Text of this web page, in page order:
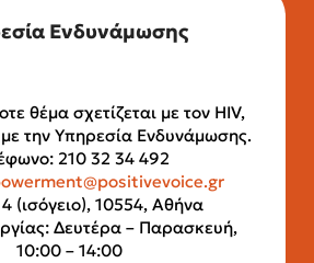
Ενδυνάμωσης
θέμα σχετίζεται με τον HIV,
την Υπηρεσία Ενδυνάμωσης.
210 32 34 492
(ισόγειο), 10554, Αθήνα
Δευτέρα – Παρασκευή,
10:00 – 14:00